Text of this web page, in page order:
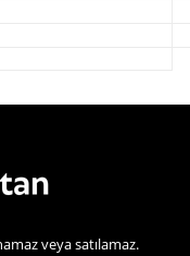
veya satılamaz.